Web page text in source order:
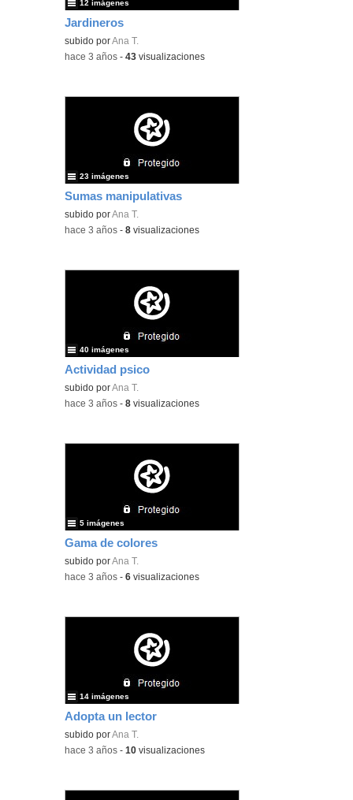
Jardineros
subido porAna T.
12 imágenes
-hace 3 años -43 visualizaciones
Sumas manipulativas
subido porAna T.
23 imágenes
-hace 3 años -8 visualizaciones
Actividad psico
subido porAna T.
40 imágenes
-hace 3 años -8 visualizaciones
Gama de colores
subido porAna T.
5 imágenes
-hace 3 años -6 visualizaciones
Adopta un lector
subido porAna T.
14 imágenes
-hace 3 años -10 visualizaciones